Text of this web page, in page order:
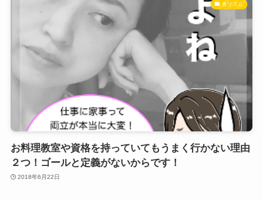
食リズム
お料理教室や資格を持っていてもうまく行かない理由
２つ！ゴールと定義がないからです！
2018年6月22日